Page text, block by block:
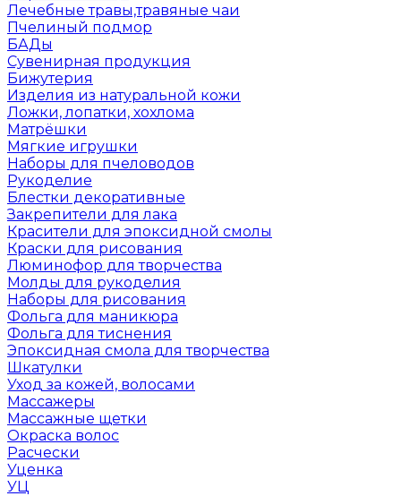
Лечебные травы,травяные чаи
Пчелиный подмор
БАДы
Сувенирная продукция
Бижутерия
Изделия из натуральной кожи
Ложки, лопатки, хохлома
Матрёшки
Мягкие игрушки
Наборы для пчеловодов
Рукоделие
Блестки декоративные
Закрепители для лака
Красители для эпоксидной смолы
Краски для рисования
Люминофор для творчества
Молды для рукоделия
Наборы для рисования
Фольга для маникюра
Фольга для тиснения
Эпоксидная смола для творчества
Шкатулки
Уход за кожей, волосами
Массажеры
Массажные щетки
Окраска волос
Расчески
Уценка
УЦ